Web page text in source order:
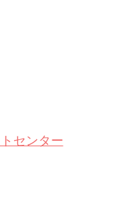
センター